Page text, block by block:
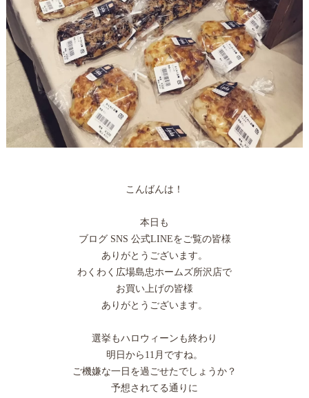
こんばんは！
本日も
ブログ SNS 公式LINEをご覧の皆様
ありがとうございます。
わくわく広場島忠ホームズ所沢店で
お買い上げの皆様
ありがとうございます。
選挙もハロウィーンも終わり
明日から11月ですね。
ご機嫌な一日を過ごせたでしょうか？
予想されてる通りに